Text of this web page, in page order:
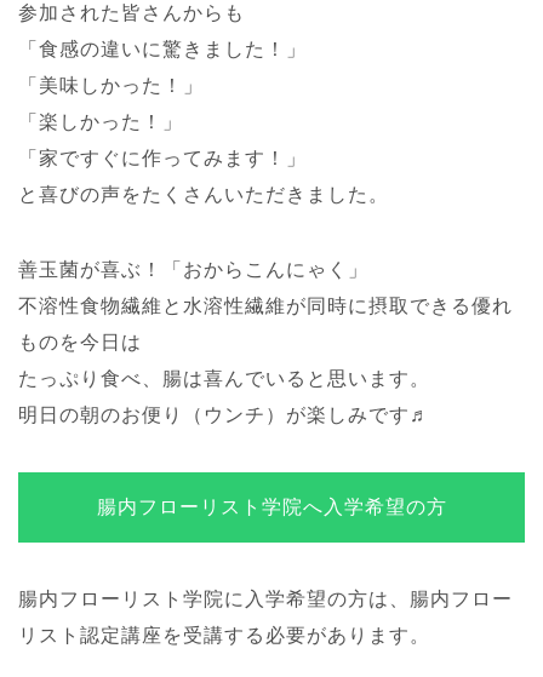
参加された皆さんからも
「食感の違いに驚きました！」
「美味しかった！」
「楽しかった！」
「家ですぐに作ってみます！」
と喜びの声をたくさんいただきました。
善玉菌が喜ぶ！「おからこんにゃく」
不溶性食物繊維と水溶性繊維が同時に摂取できる優れ
ものを今日は
たっぷり食べ、腸は喜んでいると思います。
明日の朝のお便り（ウンチ）が楽しみです♬
腸内フローリスト学院へ入学希望の方
腸内フローリスト学院に入学希望の方は、腸内フロー
リスト認定講座を受講する必要があります。